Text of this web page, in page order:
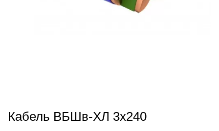
Кабель ВБШв-ХЛ 3х240